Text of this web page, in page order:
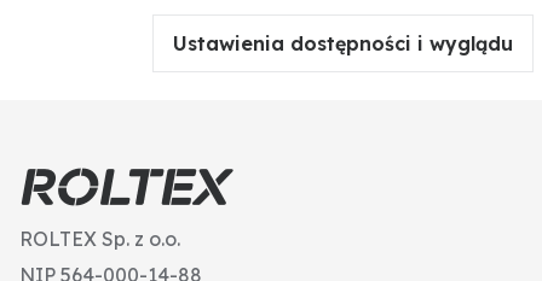
Ustawienia dostępności i wyglądu
ROLTEX Sp. z o.o.
NIP 564-000-14-88